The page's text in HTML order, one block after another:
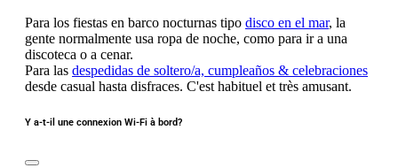
Para los fiestas en barco nocturnas tipo disco en el mar, la
gente normalmente usa ropa de noche, como para ir a una
discoteca o a cenar.
Para las despedidas de soltero/a, cumpleaños & celebraciones
desde casual hasta disfraces. C'est habituel et très amusant.
Y a-t-il une connexion Wi-Fi à bord?